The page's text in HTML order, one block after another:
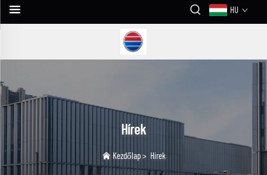
HU
Hírek
Kezdőlap> Hírek